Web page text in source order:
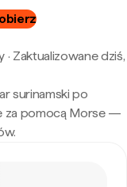
· Zaktualizowane dziś,
surinamski po
za pomocą Morse —